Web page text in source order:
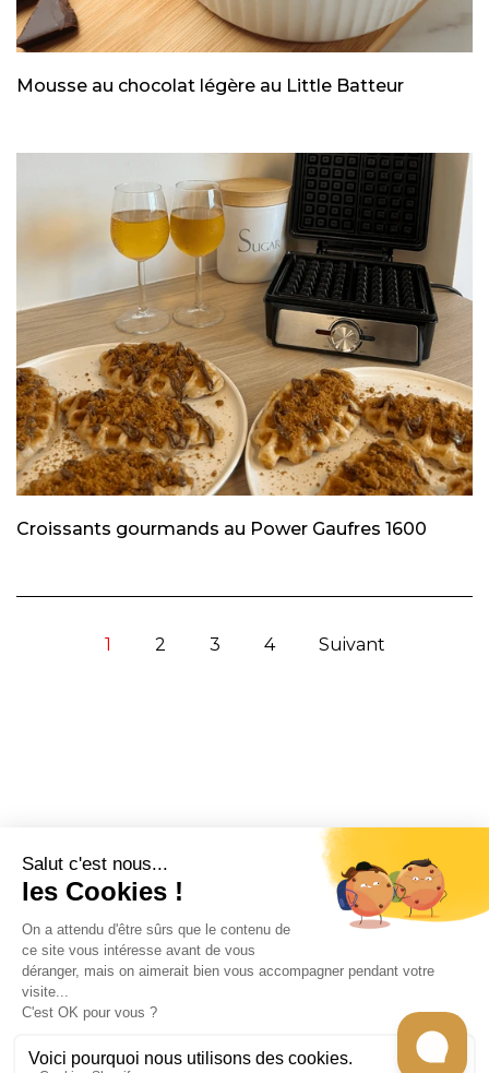
Mousse au chocolat légère au Little Batteur
Croissants gourmands au Power Gaufres 1600
1 2 3 4 Suivant
CONTACT
INFORMATION
EN SAVOIR PLUS
RECEVEZ LES RECETTES DE CHEF CARO